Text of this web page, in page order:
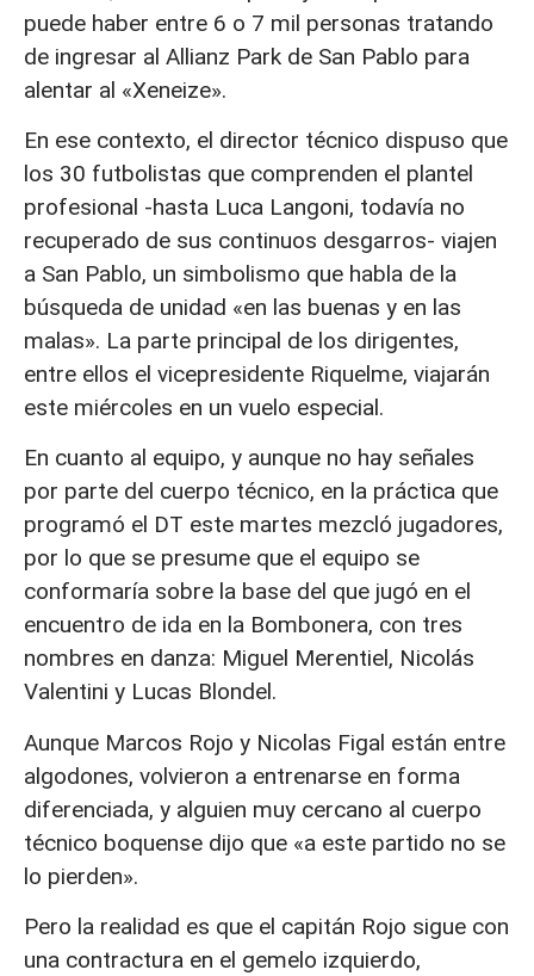
puede haber entre 6 o 7 mil personas tratando
de ingresar al Allianz Park de San Pablo para
alentar al «Xeneize».
En ese contexto, el director técnico dispuso que
los 30 futbolistas que comprenden el plantel
profesional -hasta Luca Langoni, todavía no
recuperado de sus continuos desgarros- viajen
a San Pablo, un simbolismo que habla de la
búsqueda de unidad «en las buenas y en las
malas». La parte principal de los dirigentes,
entre ellos el vicepresidente Riquelme, viajarán
este miércoles en un vuelo especial.
En cuanto al equipo, y aunque no hay señales
por parte del cuerpo técnico, en la práctica que
programó el DT este martes mezcló jugadores,
por lo que se presume que el equipo se
conformaría sobre la base del que jugó en el
encuentro de ida en la Bombonera, con tres
nombres en danza: Miguel Merentiel, Nicolás
Valentini y Lucas Blondel.
Aunque Marcos Rojo y Nicolas Figal están entre
algodones, volvieron a entrenarse en forma
diferenciada, y alguien muy cercano al cuerpo
técnico boquense dijo que «a este partido no se
lo pierden».
Pero la realidad es que el capitán Rojo sigue con
una contractura en el gemelo izquierdo,